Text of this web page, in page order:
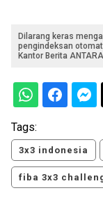
Dilarang keras
pengindeksan
Kantor Berita
Tags:
3x3 indonesia
fiba 3x3